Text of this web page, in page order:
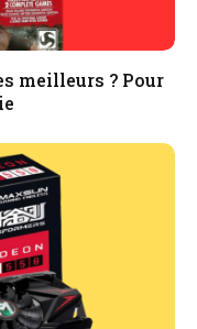
meilleurs ? Pour